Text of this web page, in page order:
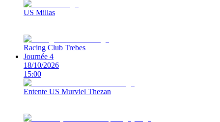
US Millas
Racing Club Trebes
Journée 4
18/10/2026
15:00
Entente US Murviel Thezan